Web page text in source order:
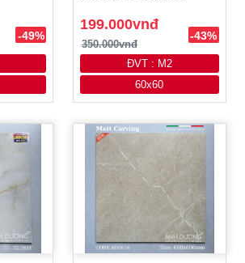
-49%
199.000vnđ
350.000vnđ
-43%
ĐVT : M2
60x60